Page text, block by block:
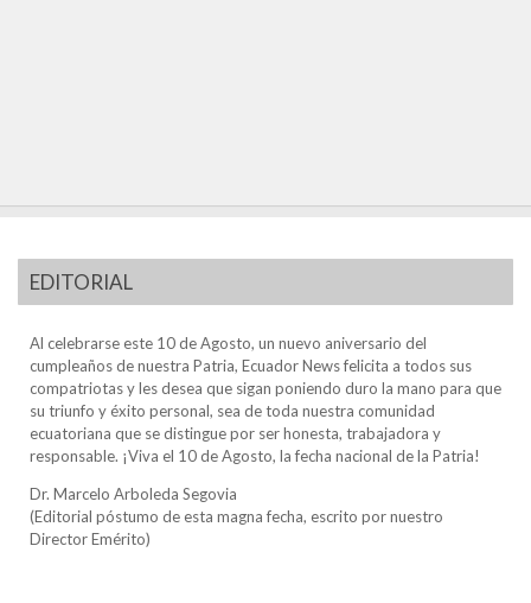
EDITORIAL
Al celebrarse este 10 de Agosto, un nuevo aniversario del
cumpleaños de nuestra Patria, Ecuador News felicita a todos sus
compatriotas y les desea que sigan poniendo duro la mano para que
su triunfo y éxito personal, sea de toda nuestra comunidad
ecuatoriana que se distingue por ser honesta, trabajadora y
responsable. ¡Viva el 10 de Agosto, la fecha nacional de la Patria!
Dr. Marcelo Arboleda Segovia
(Editorial póstumo de esta magna fecha, escrito por nuestro
Director Emérito)